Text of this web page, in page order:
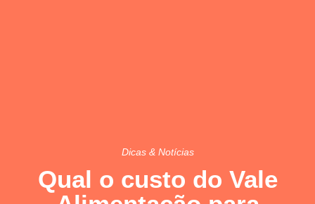
Dicas & Notícias
Qual o custo do Vale